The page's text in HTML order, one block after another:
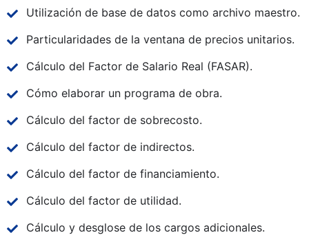
Utilización de base de datos como archivo maestro.
Particularidades de la ventana de precios unitarios.
Cálculo del Factor de Salario Real (FASAR).
Cómo elaborar un programa de obra.
Cálculo del factor de sobrecosto.
Cálculo del factor de indirectos.
Cálculo del factor de financiamiento.
Cálculo del factor de utilidad.
Cálculo y desglose de los cargos adicionales.